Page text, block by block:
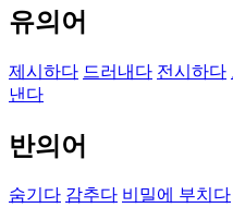
유의어
제시하다 드러내다 전시하다
낸다
반의어
숨기다 감추다 비밀에 부치다